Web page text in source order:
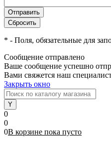
* - Поля, обязательные для
Сообщение отправлено
Ваше сообщение успешно
Вами свяжется наш
Закрыть окно
0
0
0В корзине пока пусто